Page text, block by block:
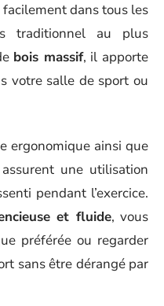
facilement dans tous les
traditionnel au plus
bois massif, il apporte
votre salle de sport ou
ergonomique ainsi que
une utilisation
pendant l’exercice.
et fluide, vous
préférée ou regarder
sans être dérangé par